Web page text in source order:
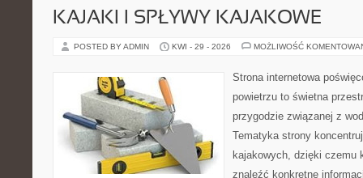
KAJAKI I SPŁYWY KAJAKOWE
POSTED BY ADMIN KWI - 29 - 2026 MOŻLIWOŚĆ
Strona internetowa
powietrzu to świetna
przygodzie związanej z
Tematyka strony
kajakowych, dzięki czemu
znaleźć konkretne